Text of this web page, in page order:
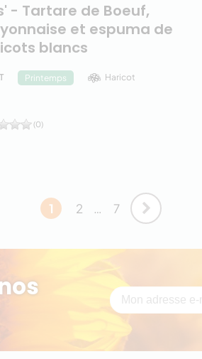
- Tartare de Boeuf,
et espuma de
blancs
Printemps Haricot
(0)
1 2 … 7